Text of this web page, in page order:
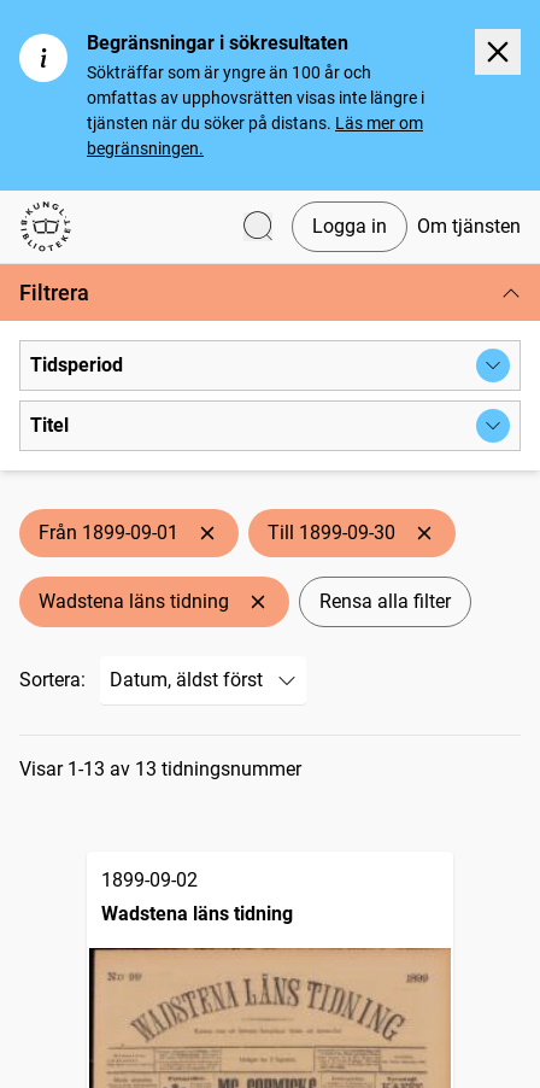
Begränsningar i sökresultaten
Sökträffar som är yngre än 100 år och
omfattas av upphovsrätten visas inte längre i
tjänsten när du söker på distans. Läs mer om
begränsningen.
Svenska tidningar
Logga in Om tjänsten
Filtrera
Tidsperiod
Titel
Från 1899-09-01 Till 1899-09-30
Wadstena läns tidning Rensa alla filter
Sortera:
Sökresultat
Visar 1-13 av 13 tidningsnummer
1899-09-02
Wadstena läns tidning